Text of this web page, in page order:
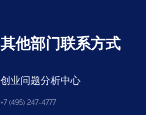
其他部门联系方式
创业问题分析中心
+7 (495) 247-4777